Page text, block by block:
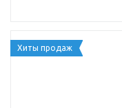
Хиты продаж